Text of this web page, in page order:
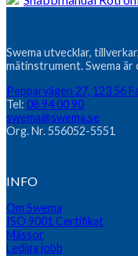
Swema utvecklar,
mätinstrument. Swema
Pepparvägen 27, 123 56
Tel: 08 94 00 90
swema@swema.se
Org. Nr. 556052-5551
INFO
Om Swema
ISO 9001 Certifikat
Mässor
Lediga jobb